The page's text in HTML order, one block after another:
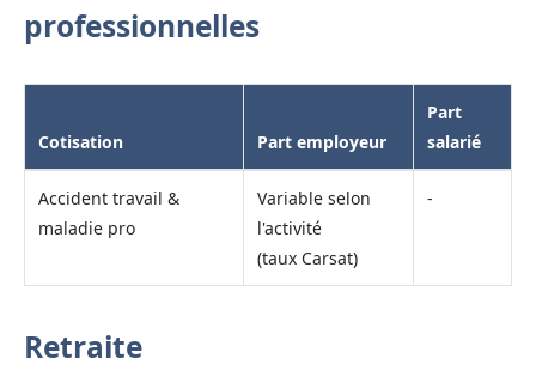
professionnelles
Cotisation Part employeur
Part
salarié
Accident travail &
maladie pro
Variable selon
l'activité
(taux Carsat)
-
Retraite